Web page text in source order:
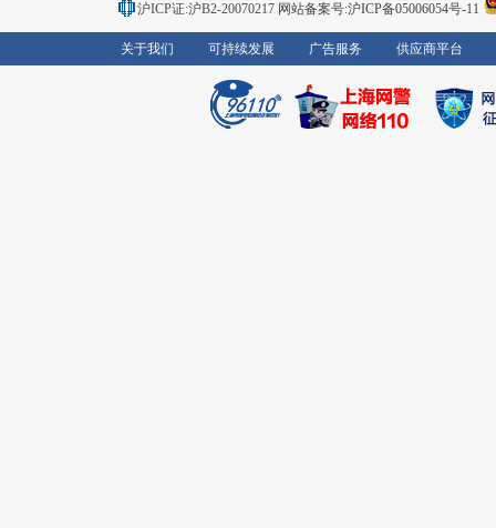
沪ICP证:沪B2-20070217 网站备案号:沪ICP备05006054号-11
关于我们 可持续发展 广告服务 供应商平台